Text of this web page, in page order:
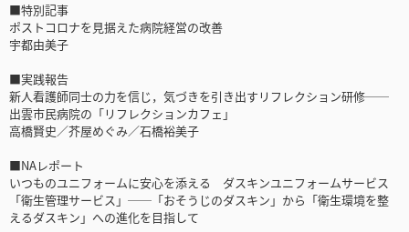
■特別記事
ポストコロナを見据えた病院経営の改善
宇都由美子
■実践報告
新人看護師同士の力を信じ，気づきを引き出すリフレクション研修──
出雲市民病院の「リフレクションカフェ」
高橋賢史／芥屋めぐみ／石橋裕美子
■NAレポート
いつものユニフォームに安心を添える ダスキンユニフォームサービス
「衛生管理サービス」──「おそうじのダスキン」から「衛生環境を整
えるダスキン」への進化を目指して